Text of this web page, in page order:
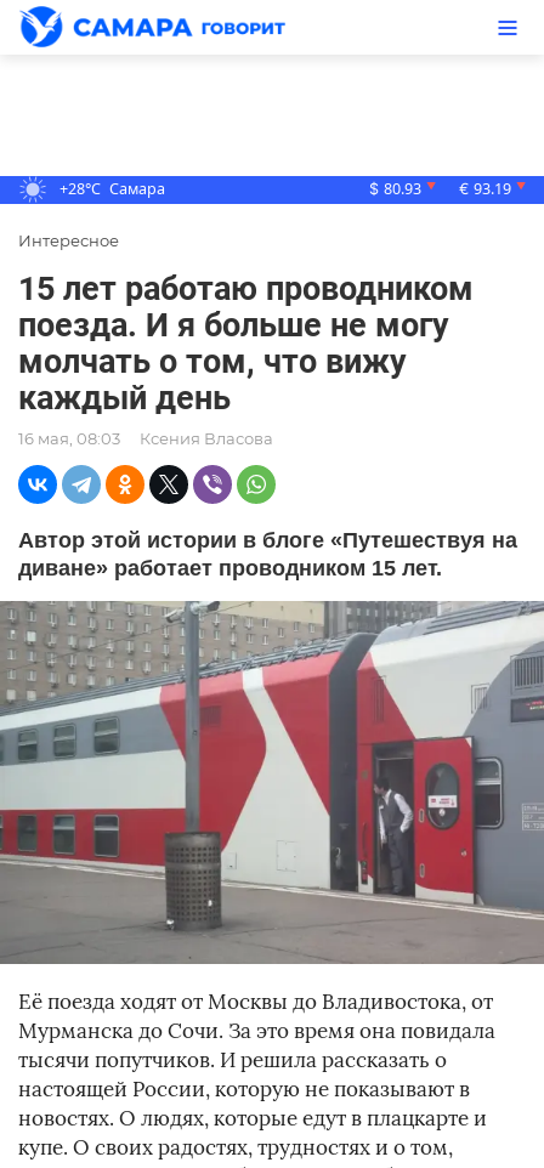
+28°C Самара $ 80.93 ▼ € 93.19 ▼
Интересное
15 лет работаю проводником
поезда. И я больше не могу
молчать о том, что вижу
каждый день
16 мая, 08:03 Ксения Власова
Автор этой истории в блоге «Путешествуя на
диване» работает проводником 15 лет.
Её поезда ходят от Москвы до Владивостока, от
Мурманска до Сочи. За это время она повидала
тысячи попутчиков. И решила рассказать о
настоящей России, которую не показывают в
новостях. О людях, которые едут в плацкарте и
купе. О своих радостях, трудностях и о том,